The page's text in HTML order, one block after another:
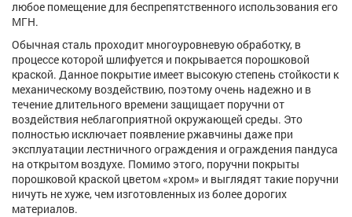
любое помещение для беспрепятственного использования его
МГН.
Обычная сталь проходит многоуровневую обработку, в
процессе которой шлифуется и покрывается порошковой
краской. Данное покрытие имеет высокую степень стойкости к
механическому воздействию, поэтому очень надежно и в
течение длительного времени защищает поручни от
воздействия неблагоприятной окружающей среды. Это
полностью исключает появление ржавчины даже при
эксплуатации лестничного ограждения и ограждения пандуса
на открытом воздухе. Помимо этого, поручни покрыты
порошковой краской цветом «хром» и выглядят такие поручни
ничуть не хуже, чем изготовленных из более дорогих
материалов.